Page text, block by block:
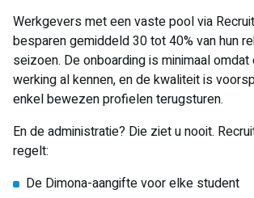
Werkgevers met een vaste pool via
besparen gemiddeld 30 tot 40% van hun
seizoen. De onboarding is minimaal
werking al kennen, en de kwaliteit is
enkel bewezen profielen terugsturen.
En de administratie? Die ziet u nooit.
regelt:
De Dimona-aangifte voor elke student